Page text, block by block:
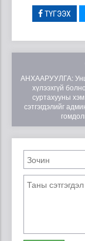
ТҮГЭЭХ
АНХААРУУЛГА:
хүлээхгүй
суртахууны
сэтгэгдэлийг